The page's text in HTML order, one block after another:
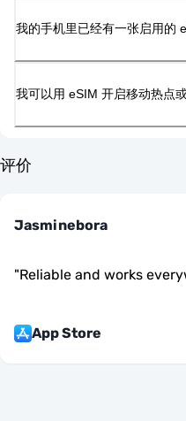
我的手机里已经有一张启用的
我可以用 eSIM 开启移动热点
评价
Jasminebora
"Reliable and works
App Store